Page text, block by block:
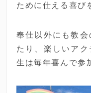
ために仕える喜び
奉仕以外にも教会
たり、楽しいア
生は毎年喜んで参